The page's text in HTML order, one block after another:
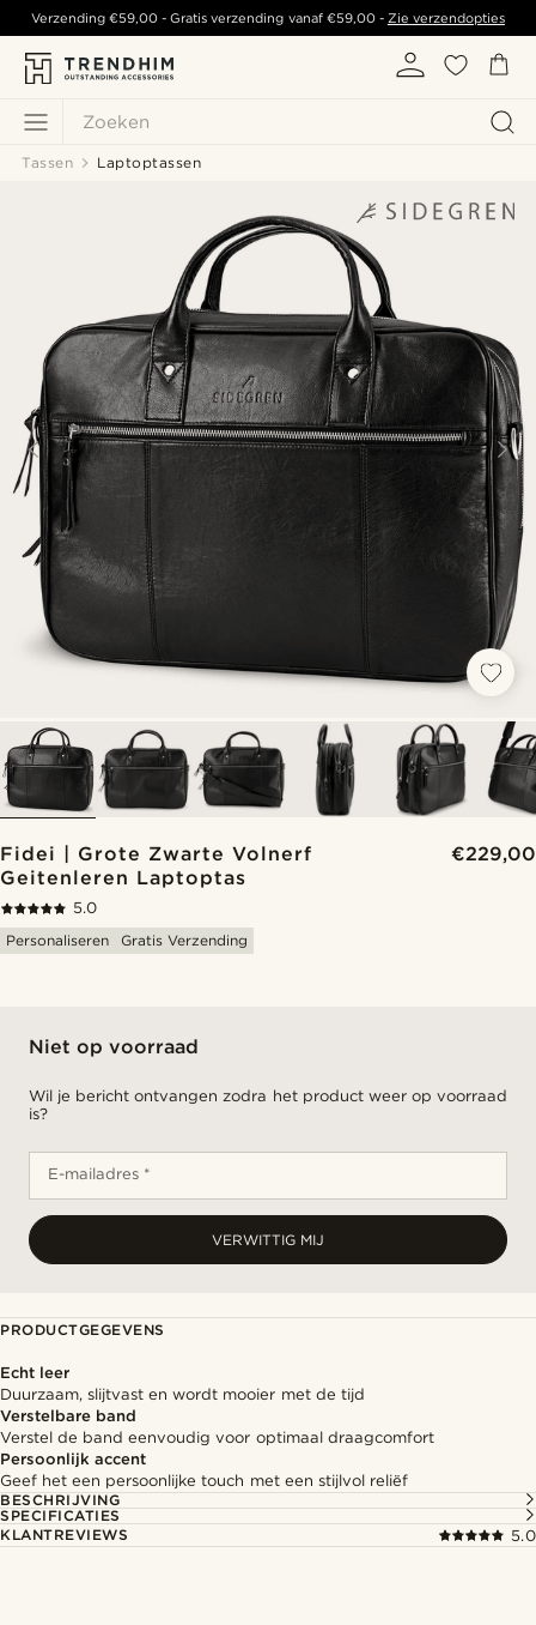
Zoeken
Verzending€59,00 - Gratis verzending vanaf €59,00- Zie verzendopties
Tassen Laptoptassen
Fidei | Grote Zwarte Volnerf
Geitenleren Laptoptas
€229,00
5.0
Personaliseren
Gratis Verzending
Niet op voorraad
Wil je bericht ontvangen zodra het product weer op voorraad
is?
E-mailadres *
VERWITTIG MIJ
PRODUCTGEGEVENS
Echt leer
Duurzaam, slijtvast en wordt mooier met de tijd
Verstelbare band
Verstel de band eenvoudig voor optimaal draagcomfort
Persoonlijk accent
Geef het een persoonlijke touch met een stijlvol reliëf
BESCHRIJVING
SPECIFICATIES
KLANTREVIEWS
5.0